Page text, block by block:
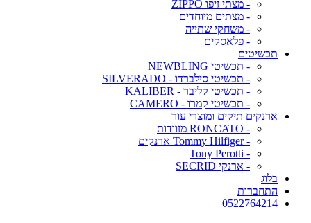
- מצתי זיפו ZIPPO
- מצתים מיוחדים
- משחקי שתייה
- פלאסקים
תכשיטים
- תכשיטי NEWBLING
- תכשיטי סילברדו - SILVERADO
- תכשיטי קליבר - KALIBER
- תכשיטי קמרו - CAMERO
ארנקים תיקים ומוצרי עור
- RONCATO מזוודות
- Tommy Hilfiger ארנקים
- Tony Perotti
- ארנקי SECRID
בלוג
התחברות
0522764214